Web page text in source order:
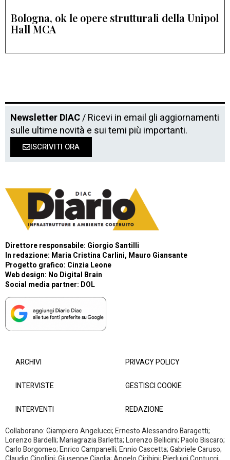
Bologna, ok le opere strutturali della Unipol
Hall MCA
Newsletter DIAC/ Ricevi in email gli aggiornamenti
sulle ultime novità e sui temi più importanti.
ISCRIVITI ORA
Direttore responsabile: Giorgio Santilli
In redazione: Maria Cristina Carlini, Mauro Giansante
Progetto grafico: Cinzia Leone
Web design: No Digital Brain
Social media partner: DOL
ARCHIVI
INTERVISTE
INTERVENTI
PRIVACY POLICY
GESTISCI COOKIE
REDAZIONE
Collaborano: Giampiero Angelucci; Ernesto Alessandro Baragetti;
Lorenzo Bardelli; Mariagrazia Barletta; Lorenzo Bellicini; Paolo Biscaro;
Carlo Borgomeo; Enrico Campanelli; Ennio Cascetta; Gabriele Caruso;